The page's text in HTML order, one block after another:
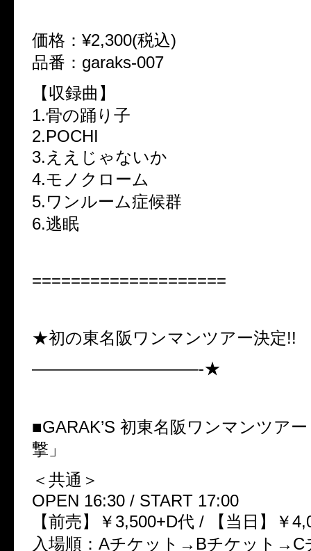
価格：¥2,300(税込)
品番：garaks-007
【収録曲】
1.骨の踊り子
2.POCHI
3.ええじゃないか
4.モノクローム
5.ワンルーム症候群
6.逃眠
====================
★初の東名阪ワンマンツアー決定!!
——————————-★
■GARAK’S 初東名阪ワンマンツア
撃」
＜共通＞
OPEN 16:30 / START 17:00
【前売】￥3,500+D代 / 【当日】￥
入場順：Aチケット→Bチケット